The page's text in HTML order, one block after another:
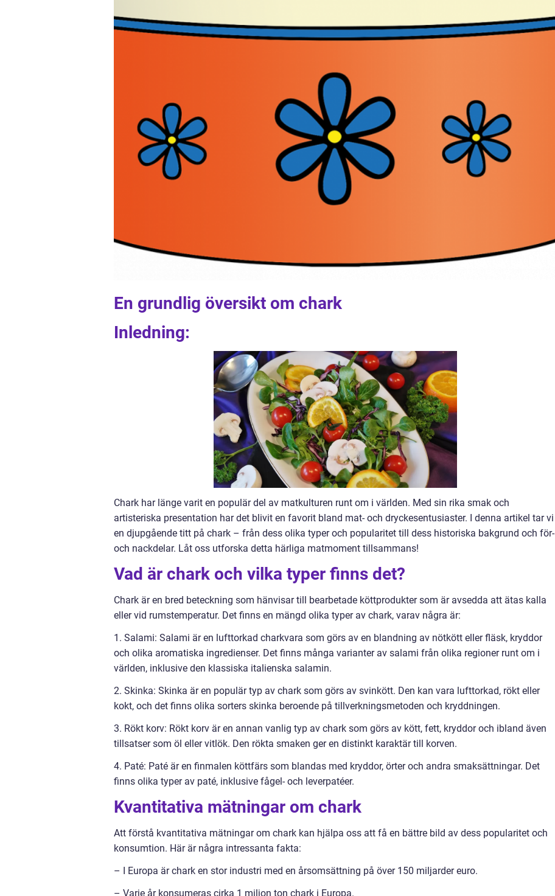
En grundlig översikt om chark
Inledning:
Chark har länge varit en populär del av matkulturen runt om i världen. Med sin rika smak och
artisteriska presentation har det blivit en favorit bland mat- och dryckesentusiaster. I denna artikel tar vi
en djupgående titt på chark – från dess olika typer och popularitet till dess historiska bakgrund och för-
och nackdelar. Låt oss utforska detta härliga matmoment tillsammans!
Vad är chark och vilka typer finns det?
Chark är en bred beteckning som hänvisar till bearbetade köttprodukter som är avsedda att ätas kalla
eller vid rumstemperatur. Det finns en mängd olika typer av chark, varav några är:
1. Salami: Salami är en lufttorkad charkvara som görs av en blandning av nötkött eller fläsk, kryddor
och olika aromatiska ingredienser. Det finns många varianter av salami från olika regioner runt om i
världen, inklusive den klassiska italienska salamin.
2. Skinka: Skinka är en populär typ av chark som görs av svinkött. Den kan vara lufttorkad, rökt eller
kokt, och det finns olika sorters skinka beroende på tillverkningsmetoden och kryddningen.
3. Rökt korv: Rökt korv är en annan vanlig typ av chark som görs av kött, fett, kryddor och ibland även
tillsatser som öl eller vitlök. Den rökta smaken ger en distinkt karaktär till korven.
4. Paté: Paté är en finmalen köttfärs som blandas med kryddor, örter och andra smaksättningar. Det
finns olika typer av paté, inklusive fågel- och leverpatéer.
Kvantitativa mätningar om chark
Att förstå kvantitativa mätningar om chark kan hjälpa oss att få en bättre bild av dess popularitet och
konsumtion. Här är några intressanta fakta:
– I Europa är chark en stor industri med en årsomsättning på över 150 miljarder euro.
– Varje år konsumeras cirka 1 miljon ton chark i Europa.